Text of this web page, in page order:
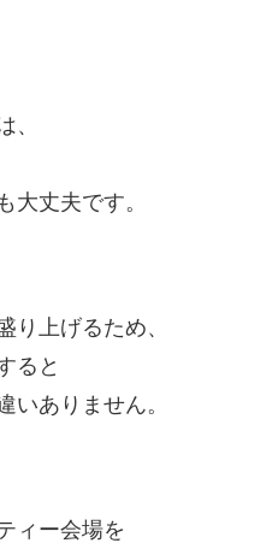
、
大丈夫です。
り上げるため、
ると
いありません。
ィー会場を